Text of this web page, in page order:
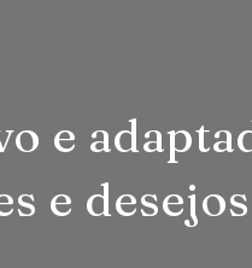
e
e